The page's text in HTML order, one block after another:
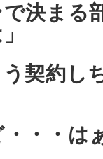
決まる
」
契約し
・・は